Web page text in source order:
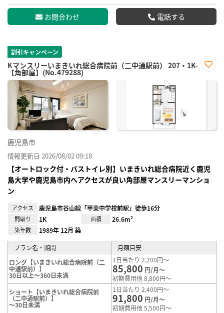
お問合わせ 電話する
割引キャンペーン
Kマンスリーいまきいれ総合病院前（二中通駅前） 207・1K-
【角部屋】(No.479288)
に入
鹿児島市
情報更新日 2026/08/02 09:18
【オートロック付・バストイレ別】いまきいれ総合病院近く鹿児
島大学や鹿児島市内へアクセスが良い角部屋マンスリーマンショ
ン
アクセス 鹿児島市谷山線「甲東中学校前駅」徒歩16分
間取り 1K 面積 26.6m²
築年数 1989年 12月 築
プラン名・期間
月額目安
ロング【いまきいれ総合病院前（二
中通駅前）】
30日以上～360日未満
1日当たり 2,200円～
85,800 円/月～
初期費用他 8,800円～
ショート【いまきいれ総合病院前
（二中通駅前）】
～30日未満
1日当たり 2,400円～
91,800 円/月～
初期費用他 5,500円～